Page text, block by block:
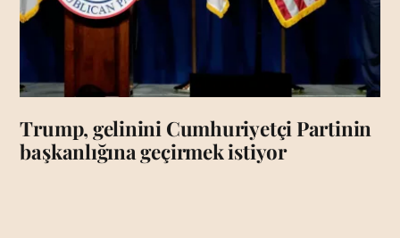
Trump, gelinini Cumhuriyetçi Partinin
başkanlığına geçirmek istiyor